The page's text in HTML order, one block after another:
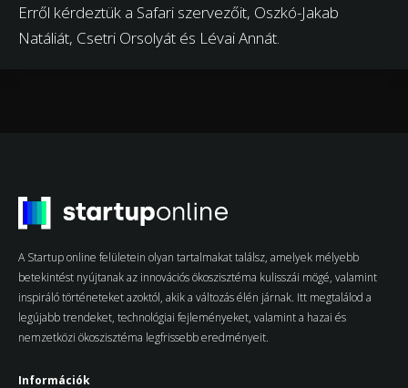
Erről kérdeztük a Safari szervezőit, Oszkó-Jakab
Natáliát, Csetri Orsolyát és Lévai Annát.
A Startup online felületein olyan tartalmakat találsz, amelyek mélyebb
betekintést nyújtanak az innovációs ökoszisztéma kulisszái mögé, valamint
inspiráló történeteket azoktól, akik a változás élén járnak. Itt megtalálod a
legújabb trendeket, technológiai fejleményeket, valamint a hazai és
nemzetközi ökoszisztéma legfrissebb eredményeit.
Információk